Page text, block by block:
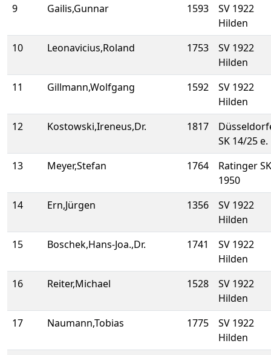
9
Gailis,Gunnar 1593
SV 1922
Hilden
10
Leonavicius,Roland 1753
SV 1922
Hilden
11
Gillmann,Wolfgang 1592
SV 1922
Hilden
12
Kostowski,Ireneus,Dr. 1817
SK 14/25 e.
13
Meyer,Stefan 1764
Ratinger SK
1950
14
Ern,Jürgen 1356
SV 1922
Hilden
15
Boschek,Hans-Joa.,Dr. 1741
SV 1922
Hilden
16
Reiter,Michael 1528
SV 1922
Hilden
17
Naumann,Tobias 1775
SV 1922
Hilden